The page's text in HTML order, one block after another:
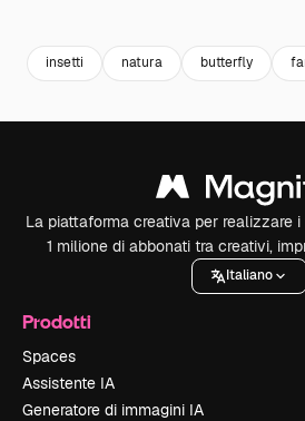
insetti natura butterfly
La piattaforma creativa per realizzare
1 milione di abbonati tra creativi,
Italiano
Prodotti
Spaces
Assistente IA
Generatore di immagini IA